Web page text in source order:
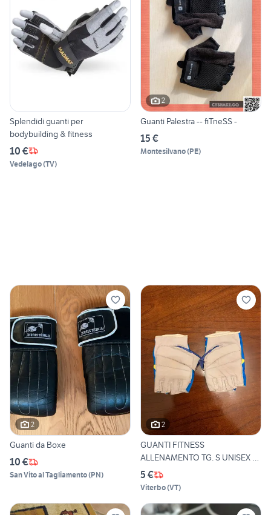
Splendidi guanti per
bodybuilding & fitness
10 €
Vedelago(TV)
2
Guanti Palestra -- fiTneSS -
15 €
Montesilvano(PE)
2
Guanti da Boxe
10 €
San Vito al Tagliamento(PN)
2
GUANTI FITNESS
ALLENAMENTO TG. S UNISEX –
ATHLETIC
5 €
Viterbo(VT)